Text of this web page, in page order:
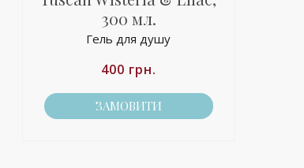
300 мл.
Гель для душу
400 грн.
ЗАМОВИТИ